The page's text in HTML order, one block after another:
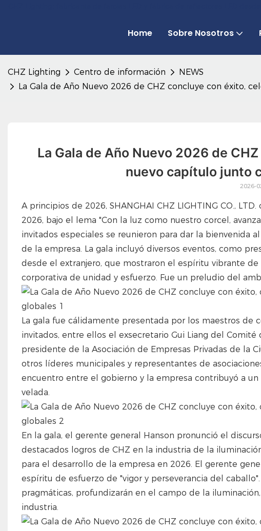
Home Sobre Nosotros
CHZ Lighting Centro de información
NEWS
La Gala de Año Nuevo 2026 de CHZ concluye con éxito,
La Gala de Año Nuevo 2026 de
nuevo capítulo junto
2026-
A principios de 2026, SHANGHAI CHZ LIGHTING CO.,
2026, bajo el lema "Con la luz como nuestro corcel,
invitados especiales se reunieron para dar la bienvenida
de la empresa. La gala incluyó diversos eventos, como
desde el extranjero, que mostraron el espíritu vibrante
corporativa de unidad y esfuerzo. Fue un preludio del
La gala fue cálidamente presentada por los maestros de
invitados, entre ellos el exsecretario Gui Liang del
presidente de la Asociación de Empresas Privadas de la
otros líderes municipales y representantes de
encuentro entre el gobierno y la empresa contribuyó a
velada.
En la gala, el gerente general Hanson pronunció el
destacados logros de CHZ en la industria de la
para el desarrollo de la empresa en 2026. El gerente
espíritu de esfuerzo de "vigor y perseverancia del
pragmáticas, profundizarán en el campo de la
industria.